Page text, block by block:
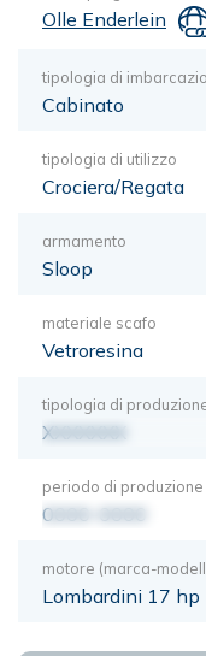
Olle Enderlein
tipologia di
Cabinato
tipologia di utilizzo
Crociera/Regata
armamento
Sloop
materiale scafo
Vetroresina
tipologia di
XXXXXXX
periodo di produzione
0000-0000
motore (marca-
Lombardini 17 hp